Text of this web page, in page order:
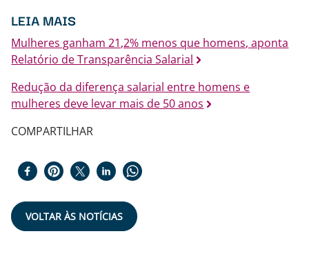
LEIA MAIS
Mulheres ganham 21,2% menos que homens, aponta
Relatório de Transparência Salarial
Redução da diferença salarial entre homens e
mulheres deve levar mais de 50 anos
COMPARTILHAR
VOLTAR ÀS NOTÍCIAS